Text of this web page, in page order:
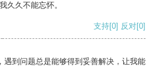
久久不能忘怀。
支持[0] 反对[0]
遇到问题总是能够得到妥善解决，让我能